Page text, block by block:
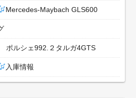
Mercedes-Maybach GLS600
ポルシェ992.２タルガ4GTS
入庫情報